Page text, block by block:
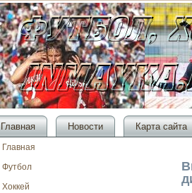
Главная Новости Карта сайта
Главная
Футбол
Хоккей